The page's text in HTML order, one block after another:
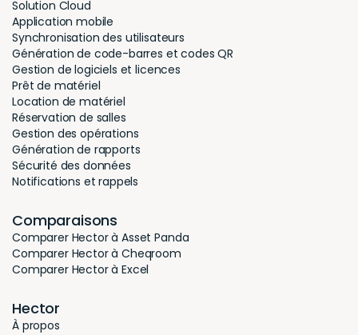
Génération de rapports
Sécurité des données
Notifications et rappels
Comparaisons
Comparer Hector à Asset Panda
Comparer Hector à Cheqroom
Comparer Hector à Excel
Hector
À propos
Témoignages
Contact
Toutes les applications
Programme de référencement
Besoin d'aide ?
Sécurité des données